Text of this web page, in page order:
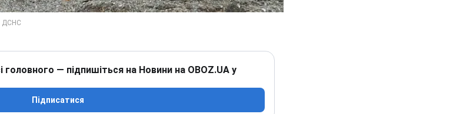
головного — підпишіться на Новини на OBOZ.UA у
Підписатися